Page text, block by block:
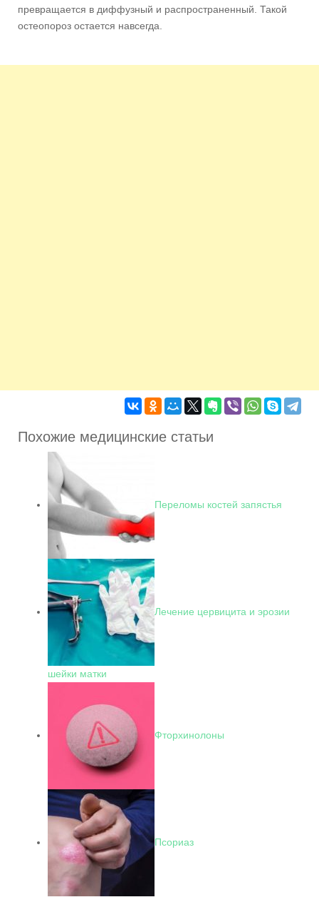
превращается в диффузный и распространенный. Такой
остеопороз остается навсегда.
Похожие медицинские статьи
Переломы костей запястья
Лечение цервицита и эрозии
шейки матки
Фторхинолоны
Псориаз